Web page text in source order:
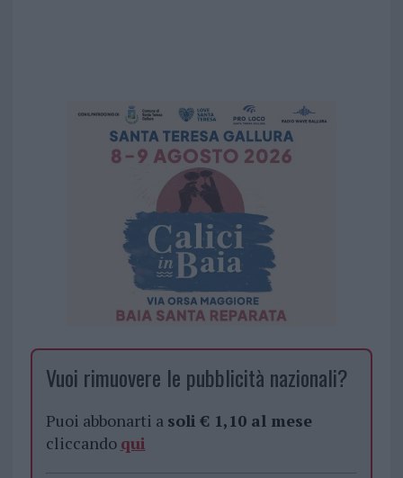
Vuoi rimuovere le pubblicità nazionali?
Puoi abbonarti a soli € 1,10 al mese
cliccando qui